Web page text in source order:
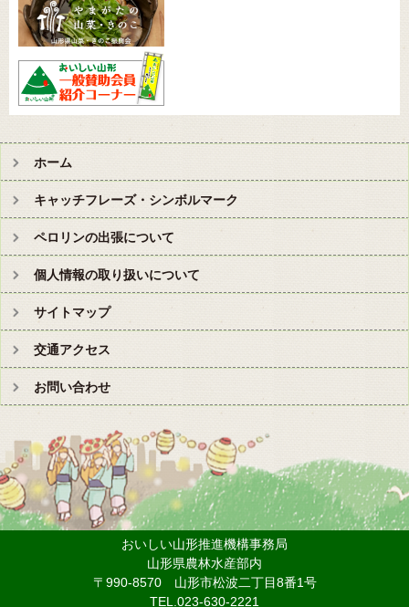
ホーム
キャッチフレーズ・シンボルマーク
ペロリンの出張について
個人情報の取り扱いについて
サイトマップ
交通アクセス
お問い合わせ
おいしい山形推進機構事務局
山形県農林水産部内
〒990-8570 山形市松波二丁目8番1号
TEL.023-630-2221